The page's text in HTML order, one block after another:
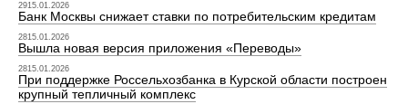
2915.01.2026
Банк Москвы снижает ставки по потребительским кредитам
2815.01.2026
Вышла новая версия приложения «Переводы»
2815.01.2026
При поддержке Россельхозбанка в Курской области построен
крупный тепличный комплекс